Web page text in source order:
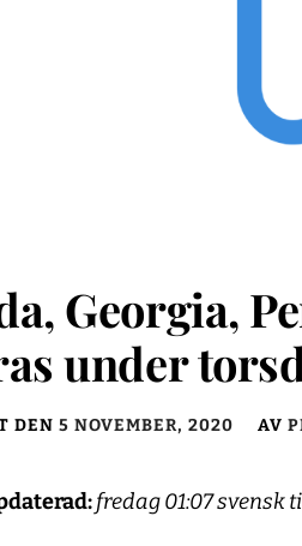
Georgia,
under
DEN 5 NOVEMBER, 2020 AV
fredag 01:07 svensk